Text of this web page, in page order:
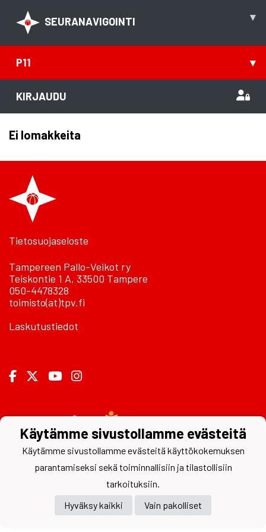
SEURANAVIGOINTI ▾
P11 ▾
KIRJAUDU
Ei lomakkeita
Tietosuojaseloste
Tampereen Pallo-Veikot ry
Teiskontie 1 A, 33500 Tampere
050-4478328
toimisto(at)tpv.fi
Laskutustiedot
Powered by
Käytämme sivustollamme evästeitä
Käytämme sivustollamme evästeitä käyttökokemuksen
parantamiseksi sekä toiminnallisiin ja tilastollisiin
tarkoituksiin.
Hyväksy kaikki
Vain pakolliset